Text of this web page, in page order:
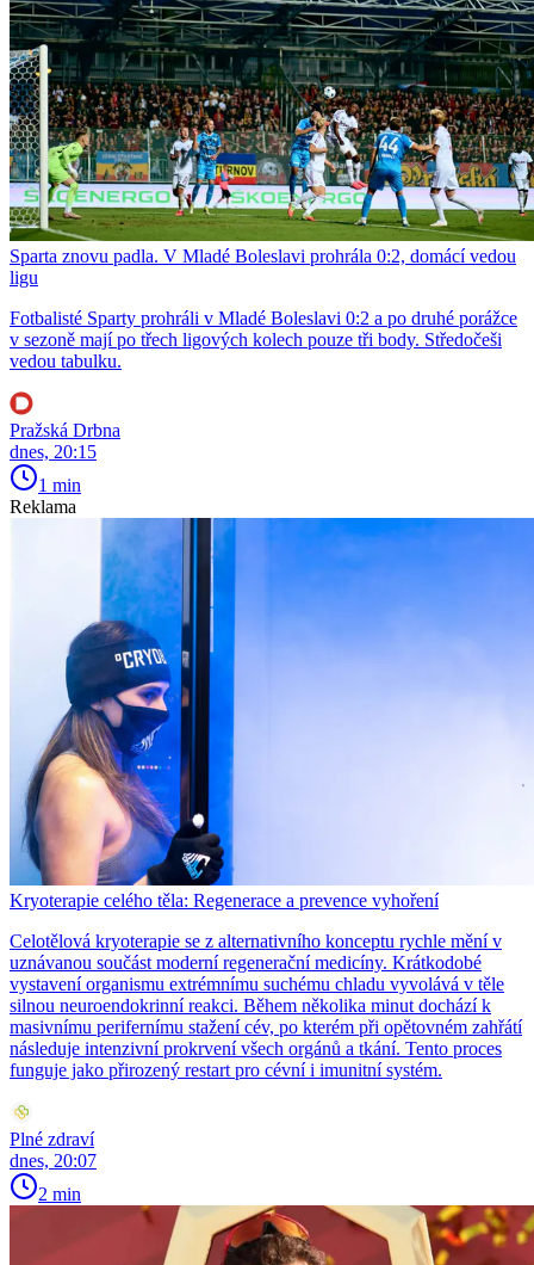
Sparta znovu padla. V Mladé Boleslavi prohrála 0:2, domácí vedou
ligu
Fotbalisté Sparty prohráli v Mladé Boleslavi 0:2 a po druhé porážce
v sezoně mají po třech ligových kolech pouze tři body. Středočeši
vedou tabulku.
Pražská Drbna
dnes, 20:15
1 min
Reklama
Kryoterapie celého těla: Regenerace a prevence vyhoření
Celotělová kryoterapie se z alternativního konceptu rychle mění v
uznávanou součást moderní regenerační medicíny. Krátkodobé
vystavení organismu extrémnímu suchému chladu vyvolává v těle
silnou neuroendokrinní reakci. Během několika minut dochází k
masivnímu perifernímu stažení cév, po kterém při opětovném zahřátí
následuje intenzivní prokrvení všech orgánů a tkání. Tento proces
funguje jako přirozený restart pro cévní i imunitní systém.
Plné zdraví
dnes, 20:07
2 min